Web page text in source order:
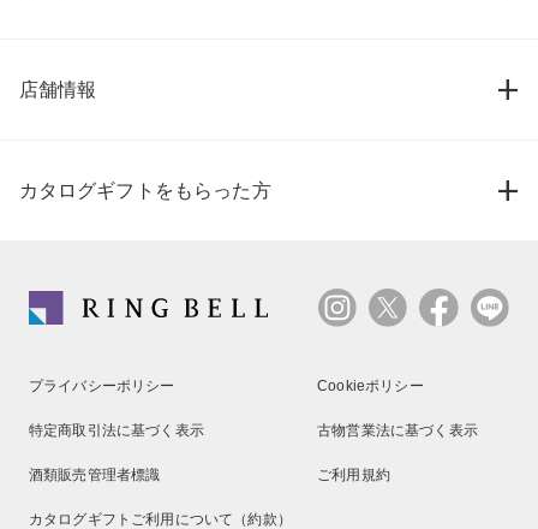
店舗情報
カタログギフトをもらった方
プライバシーポリシー Cookieポリシー
特定商取引法に基づく表示 古物営業法に基づく表示
酒類販売管理者標識 ご利用規約
カタログギフトご利用について（約款）